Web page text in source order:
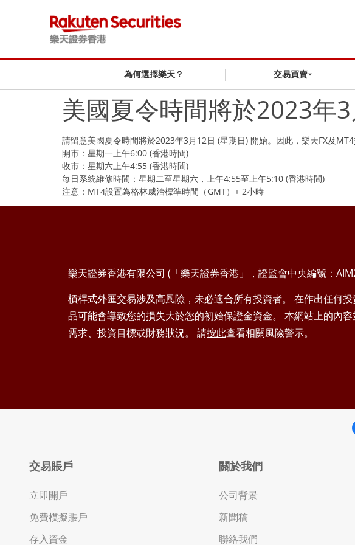
為何選擇樂天？ 交易買賣
美國夏令時間將於2023年
請留意美國夏令時間將於2023年3月12日 (星期日) 開始。因此，樂天FX及
開市：星期一上午6:00 (香港時間)
收市：星期六上午4:55 (香港時間)
每日系統維修時間：星期二至星期六，上午4:55至上午5:10 (香港時間)
注意：MT4設置為格林威治標準時間（GMT）+ 2小時
樂天證券香港有限公司 (「樂天證券香港」，證監會中央編號：
槓桿式外匯交易涉及高風險，未必適合所有投資者。 在作出任何
品可能會導致您的損失大於您的初始保證金資金。 本網站上的內
需求、投資目標或財務狀況。 請按此查看相關風險警示。
交易賬戶
立即開戶
免費模擬賬戶
存入資金
關於我們
公司背景
新聞稿
聯絡我們